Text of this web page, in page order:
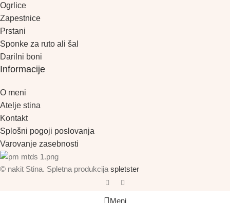
Ogrlice
Zapestnice
Prstani
Sponke za ruto ali šal
Darilni boni
Informacije
O meni
Atelje stina
Kontakt
Splošni pogoji poslovanja
Varovanje zasebnosti
© nakit Stina. Spletna produkcija spletster
Meni